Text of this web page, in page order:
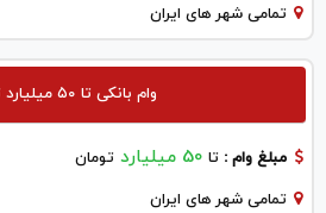
تمامی شهر های ایران
وام بانکی تا ۵۰ میلیارد تومان
مبلغ وام : تا 50 میلیارد تومان
تمامی شهر های ایران